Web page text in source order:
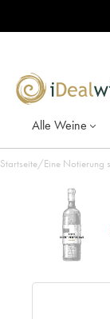
Alle Weine
Startseite/Eine Notierung